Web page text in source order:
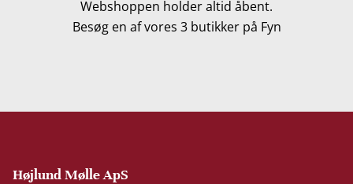
Webshoppen holder altid åbent.
Besøg en af vores 3 butikker på Fyn
Højlund Mølle ApS